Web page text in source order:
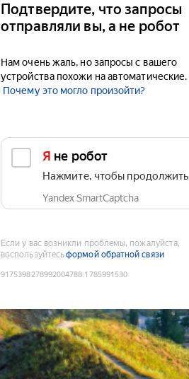
Подтвердите, что запросы
отправляли вы, а не робот
Нам очень жаль, но запросы с вашего
устройства похожи на автоматические.
Почему это могло произойти?
Я не робот
Нажмите, чтобы продолжить
Yandex SmartCaptcha
Если у вас возникли проблемы, пожалуйста,
воспользуйтесьформой обратной связи
9175398278992004788:1785991530